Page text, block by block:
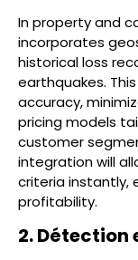
In property and
incorporates
historical loss
earthquakes.
accuracy,
pricing models
customer
integration will
criteria instantly,
profitability.
2.